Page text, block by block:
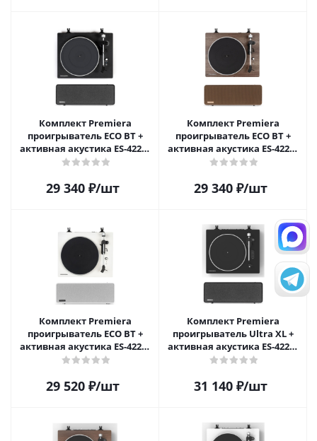
Комплект Premiera
проигрыватель ECO BT +
активная акустика ES-422A,
Черный
29 340₽/шт
Комплект Premiera
проигрыватель ECO BT +
активная акустика ES-422A,
Коричневый
29 340₽/шт
Комплект Premiera
проигрыватель ECO BT +
активная акустика ES-422A,
Белый
29 520₽/шт
Комплект Premiera
проигрыватель Ultra XL +
активная акустика ES-422A,
Черный
31 140₽/шт